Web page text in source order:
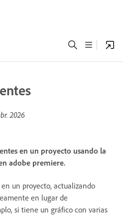
2026
en un proyecto usando la
adobe premiere.
un proyecto, actualizando
en lugar de
si tiene un gráfico con varias